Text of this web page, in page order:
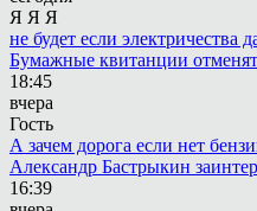
Я Я Я
не будет если электричества
Бумажные квитанции
18:45
вчера
Гость
А зачем дорога если нет
Александр Бастрыкин
16:39